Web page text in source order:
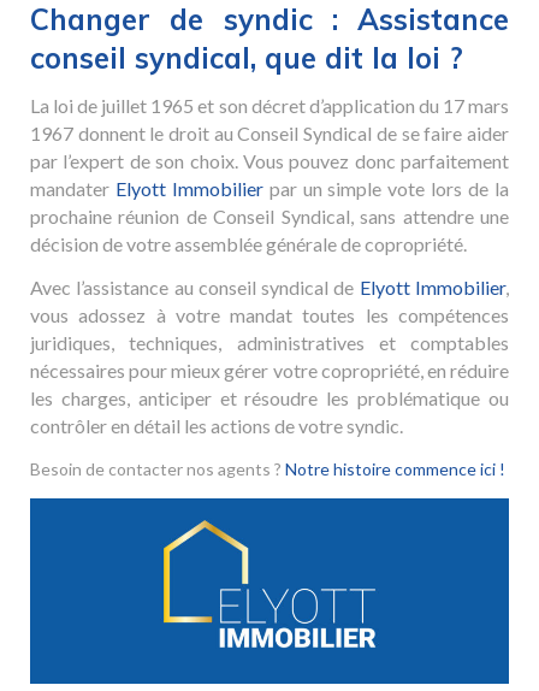
Changer de syndic : Assistance
conseil syndical, que dit la loi ?
La loi de juillet 1965 et son décret d’application du 17 mars
1967 donnent le droit au Conseil Syndical de se faire aider
par l’expert de son choix. Vous pouvez donc parfaitement
mandater Elyott Immobilierpar un simple vote lors de la
prochaine réunion de Conseil Syndical, sans attendre une
décision de votre assemblée générale de copropriété.
Avec l’assistance au conseil syndical de Elyott Immobilier,
vous adossez à votre mandat toutes les compétences
juridiques, techniques, administratives et comptables
nécessaires pour mieux gérer votre copropriété, en réduire
les charges, anticiper et résoudre les problématique ou
contrôler en détail les actions de votre syndic.
Besoin de contacter nos agents ? Notre histoire commence ici !